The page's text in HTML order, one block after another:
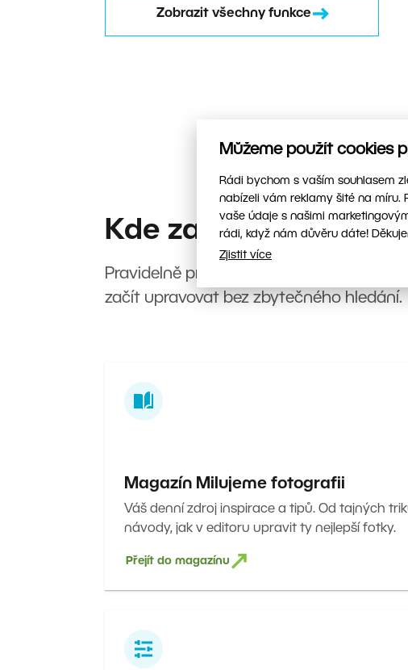
Můžeme použít cookies
Rádi bychom s vaším souhlasem
nabízeli vám reklamy šité na míru.
vaše údaje s našimi
rádi, když nám důvěru dáte!
Zjistit více
Zobrazit všechny funkce
Kde začít?
Pravidelně pro vás připravujeme nové
začít upravovat bez zbytečného hledání.
Magazín Milujeme fotografii
Váš denní zdroj inspirace a tipů. Od tajných
návody, jak v editoru upravit ty nejlepší fotky.
Přejít do magazínu